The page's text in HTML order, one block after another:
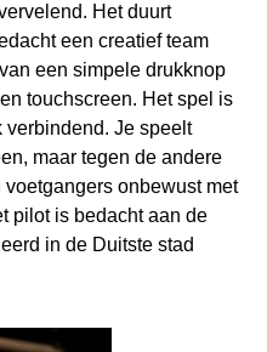
Het duurt
een creatief team
een simpele drukknop
touchscreen. Het spel is
verbindend. Je speelt
maar tegen de andere
onbewust met
pilot is bedacht aan de
in de Duitste stad